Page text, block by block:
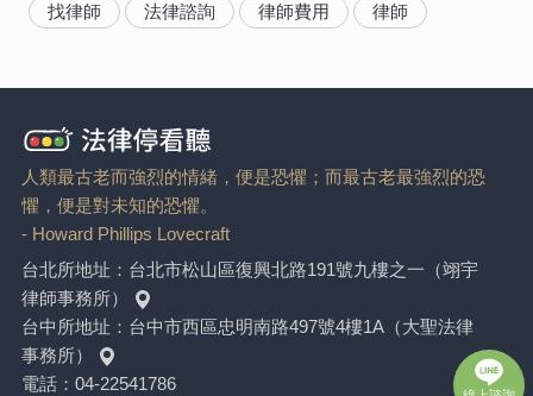
找律師 法律諮詢 律師費用 律師
人類最古老而強烈的情緒，便是恐懼；而最古老最強烈的恐
懼，便是對未知的恐懼。
- Howard Phillips Lovecraft
台北所地址： 台北市松山區復興北路191號九樓之一（翊宇
律師事務所）
台中所地址： 台中市西區忠明南路497號4樓1A（大聖法律
事務所）
電話： 04-22541786